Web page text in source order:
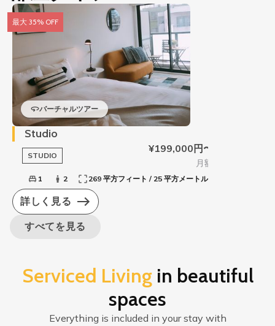
最大 35% OFF
バーチャルツアー
Studio
STUDIO
¥199,000円〜
月額
1 2 269 平方フィート / 25 平方メートル
詳しく見る
すべてを見る
Serviced Livingin beautiful
spaces
Everything is included in your stay with